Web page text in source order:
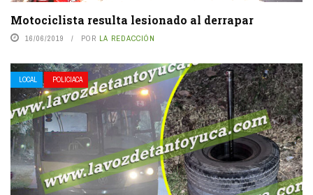
Motociclista resulta lesionado al derrapar
16/06/2019 POR LA REDACCIÓN
LOCAL POLICIACA